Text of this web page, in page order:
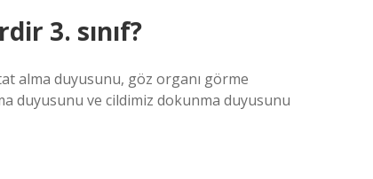
3. sınıf?
alma duyusunu, göz organı görme
duyusunu ve cildimiz dokunma duyusunu